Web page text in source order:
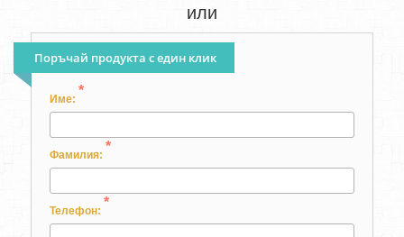
или
Поръчай продукта с един клик
Име:
*
Фамилия:
*
Телефон:
*